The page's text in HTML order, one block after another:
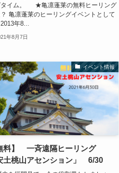
タイム。 ★亀凛蓬莱の無料ヒーリング
？ 亀凛蓬莱のヒーリングイベントとして
年8...
年8月7日
イベント情報
料】 一斉遠隔ヒーリング
土桃山アセンション」 6/30